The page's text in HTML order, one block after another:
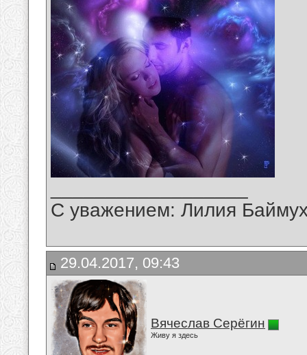
С уважением: Лилия
29.04.2017, 09:43
Вячеслав Серёгин
Живу я здесь